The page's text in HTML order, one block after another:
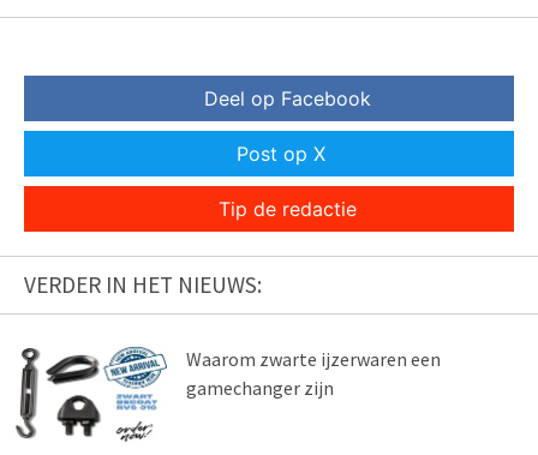
Deel op Facebook
Post op X
Tip de redactie
VERDER IN HET NIEUWS:
Waarom zwarte ijzerwaren een
gamechanger zijn